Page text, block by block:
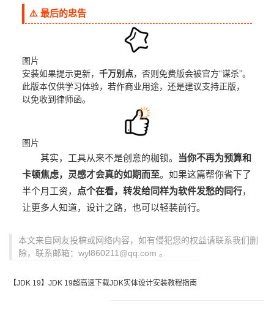
⚠️ 最后的忠告
图片
安装如果提示更新， 千万别点，否则免费版会被官方“谋杀”。
此版本仅供学习体验，若作商业用途，还是建议支持正版，
以免收到律师函。
图片
其实，工具从来不是创意的枷锁。
当你不再为预算和
卡顿焦虑，灵感才会真的如期而至。如果这篇帮你省下了
半个月工资，
点个在看，转发给同样为软件发愁的同行，
让更多人知道，设计之路，也可以轻装前行。
本文来自网友投稿或网络内容，如有侵犯您的权益请联系我们删
除，联系邮箱：wyl860211@qq.com 。
【JDK 19】JDK 19超高速下载JDK实体设计安装教程指南